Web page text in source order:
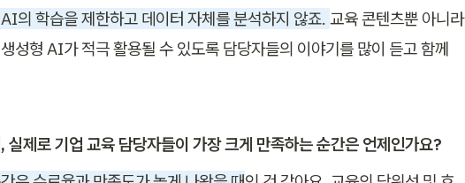
의 학습을 제한하고 데이터 자체를 분석하지 않죠. 교육 콘텐츠뿐 아니라
성형 AI가 적극 활용될 수 있도록 담당자들의 이야기를 많이 듣고 함께
실제로 기업 교육 담당자들이 가장 크게 만족하는 순간은 언제인가요?